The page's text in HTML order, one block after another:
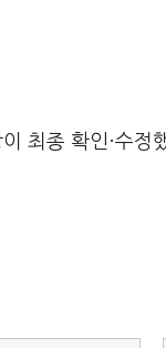
최종 확인·수정